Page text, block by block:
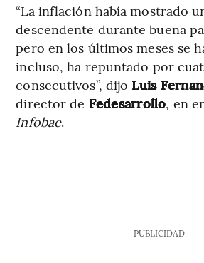
“La inflación había mostrado
descendente durante buena
pero en los últimos meses se
incluso, ha repuntado por
consecutivos”, dijo Luis
director de Fedesarrollo, en
Infobae.
PUBLICIDAD